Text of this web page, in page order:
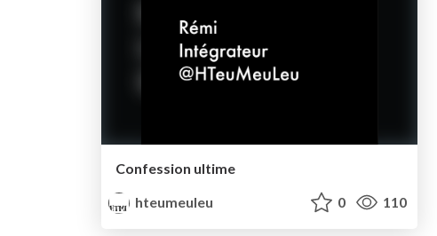
Confession ultime
hteumeuleu
0 110